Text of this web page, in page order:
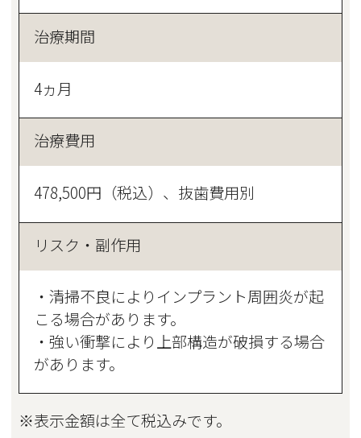
治療期間
4ヵ月
治療費用
478,500円（税込）、抜歯費用別
リスク・副作用
・清掃不良によりインプラント周囲炎が起
こる場合があります。
・強い衝撃により上部構造が破損する場合
があります。
※表示金額は全て税込みです。